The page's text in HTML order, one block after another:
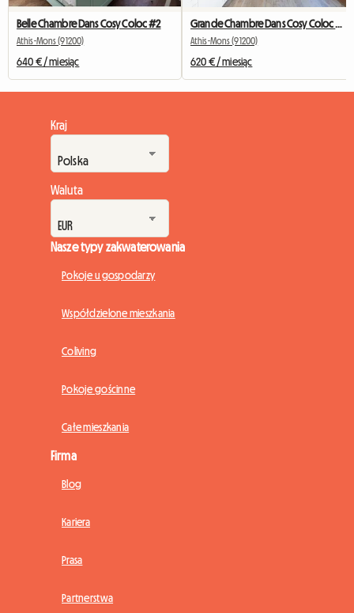
Belle Chambre Dans Cosy Coloc #2
Athis-Mons (91200)
640 € / miesiąc
Athis-Mons (91200)
620 € / miesiąc
Kraj
Waluta
Nasze typy zakwaterowania
Pokoje u gospodarzy
Współdzielone mieszkania
Coliving
Pokoje gościnne
Całe mieszkania
Firma
Blog
Kariera
Prasa
Partnerstwa